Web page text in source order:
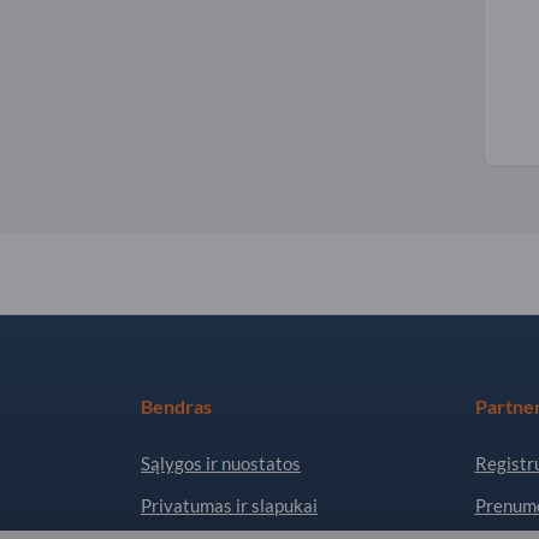
Bendras
Sąlygos ir nuostatos
Privatumas ir slapukai